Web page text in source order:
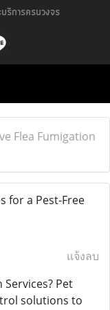
ริการครบวงจร
Flea Fumigation
for a Pest-Free
แจ้งลบ
Pet
solutions to